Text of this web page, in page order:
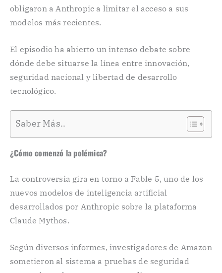
obligaron a Anthropic a limitar el acceso a sus
modelos más recientes.
El episodio ha abierto un intenso debate sobre
dónde debe situarse la línea entre innovación,
seguridad nacional y libertad de desarrollo
tecnológico.
Saber Más..
¿Cómo comenzó la polémica?
La controversia gira en torno a Fable 5, uno de los
nuevos modelos de inteligencia artificial
desarrollados por Anthropic sobre la plataforma
Claude Mythos.
Según diversos informes, investigadores de Amazon
sometieron al sistema a pruebas de seguridad